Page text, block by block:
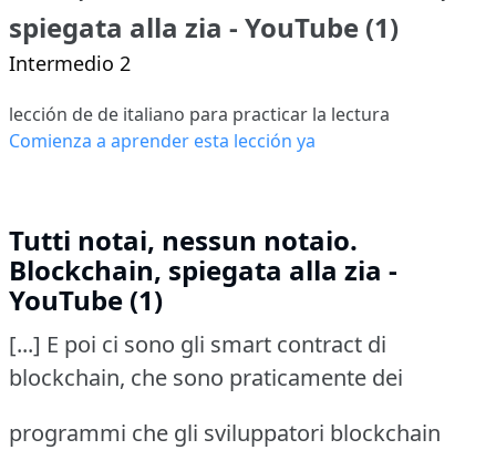
spiegata alla zia - YouTube (1)
Intermedio 2
lección de de italiano para practicar la lectura
Comienza a aprender esta lección ya
Tutti notai, nessun notaio.
Blockchain, spiegata alla zia -
YouTube (1)
[...] E poi ci sono gli smart contract di
blockchain, che sono praticamente dei
programmi che gli sviluppatori blockchain